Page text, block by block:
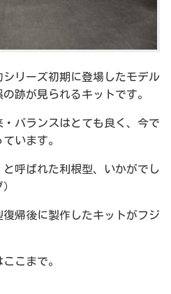
リーズ初期に登場したモデル
跡が見られるキットです。
バランスはとても良く、今で
います。
呼ばれた利根型、いかがでし
帰後に製作したキットがフジ
こまで。